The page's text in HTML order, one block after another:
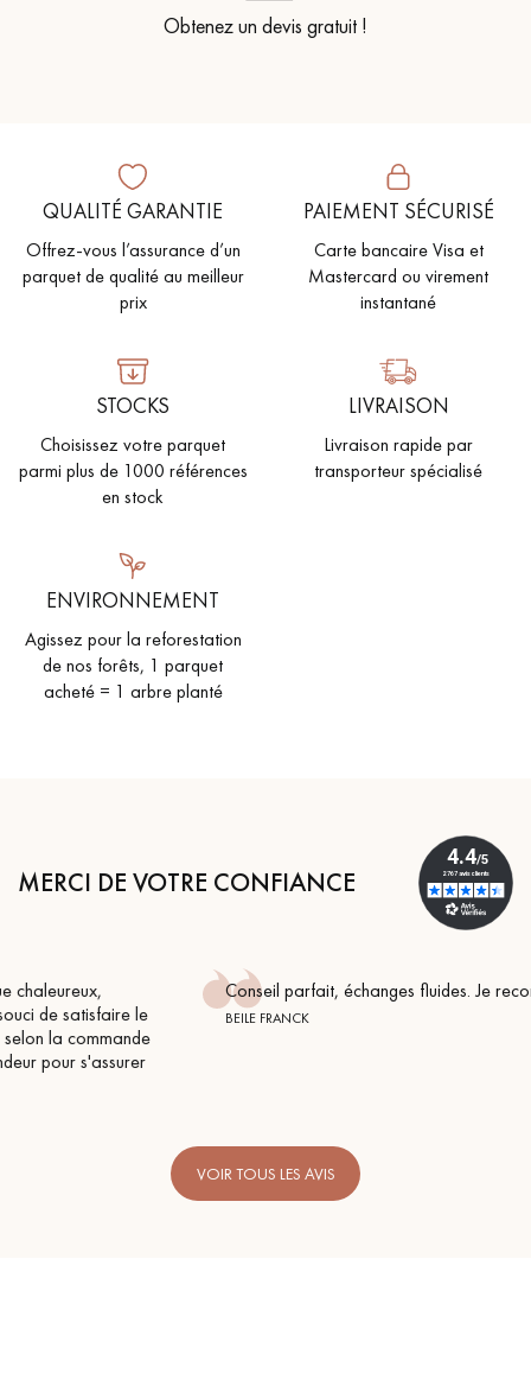
Obtenez un devis gratuit !
QUALITÉ GARANTIE
Offrez-vous l’assurance d’un
parquet de qualité au meilleur
prix
PAIEMENT SÉCURISÉ
Carte bancaire Visa et
Mastercard ou virement
instantané
STOCKS
Choisissez votre parquet
parmi plus de 1000 références
en stock
LIVRAISON
Livraison rapide par
transporteur spécialisé
ENVIRONNEMENT
Agissez pour la reforestation
de nos forêts, 1 parquet
acheté = 1 arbre planté
MERCI DE VOTRE CONFIANCE
Conseil parfait, échanges fluides. Je recommande totalement
BEILE FRANCK
VOIR TOUS LES AVIS